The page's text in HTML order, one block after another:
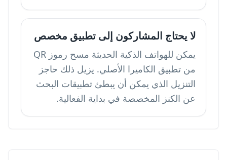
لا يحتاج المشاركون إلى تطبيق مخصص
يمكن للهواتف الذكية الحديثة مسح رموز QR
من تطبيق الكاميرا الأصلي. يزيل ذلك حاجز
التنزيل الذي يمكن أن يبطئ تطبيقات البحث
عن الكنز المخصصة في بداية الفعالية.